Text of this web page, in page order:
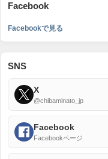
Facebook
Facebookで見る
SNS
X
@chibaminato_jp
Facebook
Facebookページ